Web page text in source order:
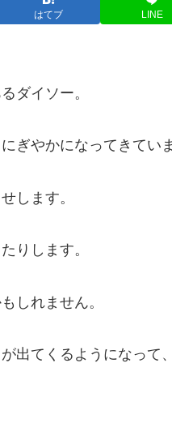
はてブ LINE
ダイソー。
ぎやかになってきていま
します。
りします。
しれません。
出てくるようになって